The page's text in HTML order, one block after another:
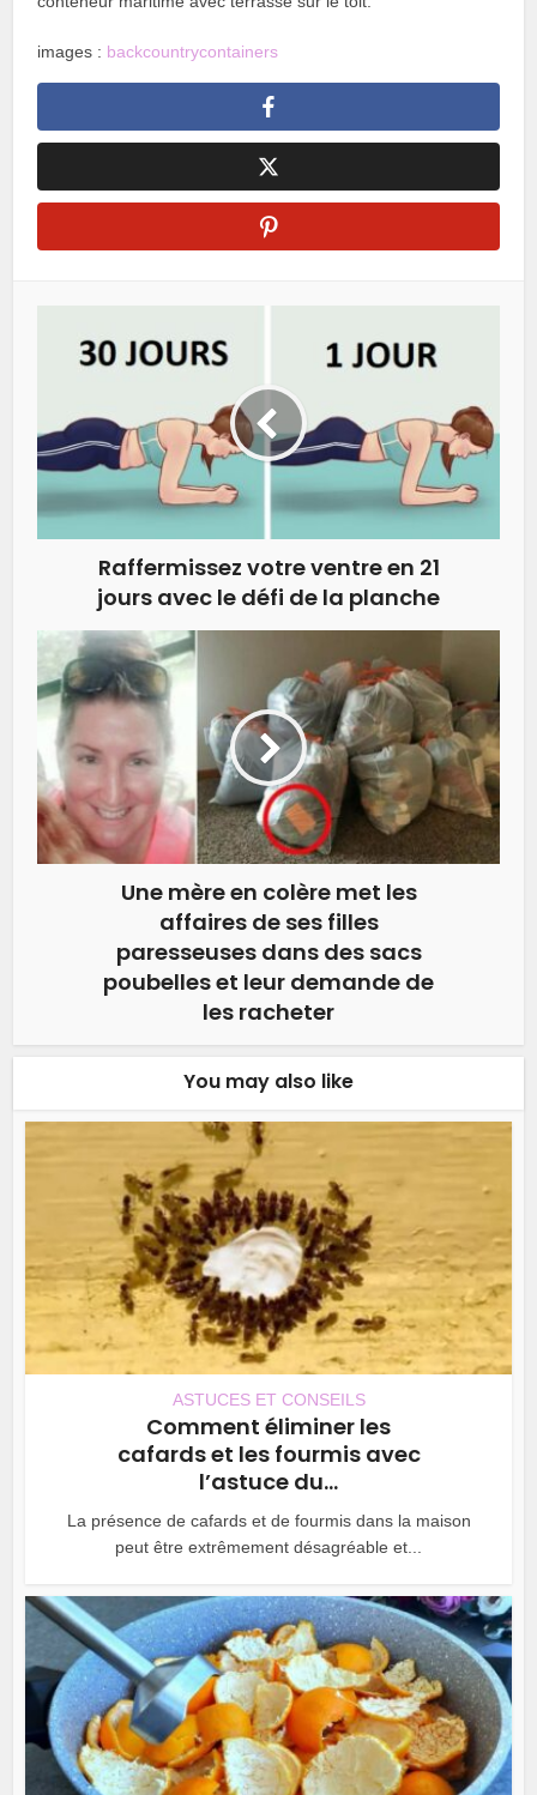
images : backcountrycontainers
Raffermissez votre ventre en 21
jours avec le défi de la planche
Une mère en colère met les
affaires de ses filles
paresseuses dans des sacs
poubelles et leur demande de
les racheter
You may also like
ASTUCES ET CONSEILS
Comment éliminer les
cafards et les fourmis avec
l’astuce du...
La présence de cafards et de fourmis dans la maison
peut être extrêmement désagréable et...